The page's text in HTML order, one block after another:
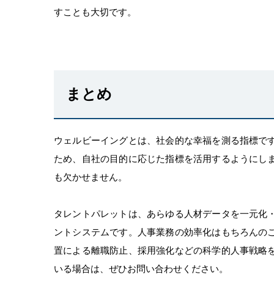
すことも大切です。
まとめ
ウェルビーイングとは、社会的な幸福を測る指標
ため、自社の目的に応じた指標を活用するように
も欠かせません。
タレントパレットは、あらゆる人材データを一元
ントシステムです。人事業務の効率化はもちろん
置による離職防止、採用強化などの科学的人事戦
いる場合は、ぜひお問い合わせください。